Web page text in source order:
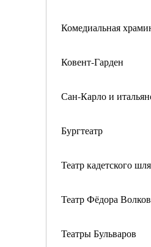
Комедиальная
Ковент-Гарден
Сан-Карло и
Бургтеатр
Театр кадетского
Театр Фёдора
Театры Бульваров